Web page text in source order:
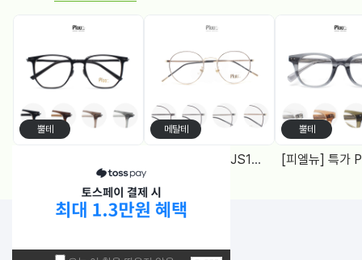
뿔테 메탈테
[피엘유] 특가 PJS1988 (50) 메탈원형, 블루라이트 차단렌즈 2Color
뿔테